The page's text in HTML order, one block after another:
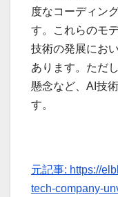
度なコーディン
す。これらのモ
技術の発展にお
あります。ただ
懸念など、AI技
す。
元記事: https://
tech-company-